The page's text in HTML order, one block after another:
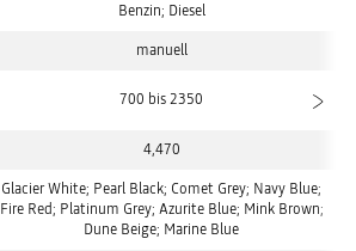
Benzin; Diesel
manuell
700 bis 2350
4,470
Glacier White; Pearl Black; Comet Grey; Navy Blue;
Fire Red; Platinum Grey; Azurite Blue; Mink Brown;
Dune Beige; Marine Blue